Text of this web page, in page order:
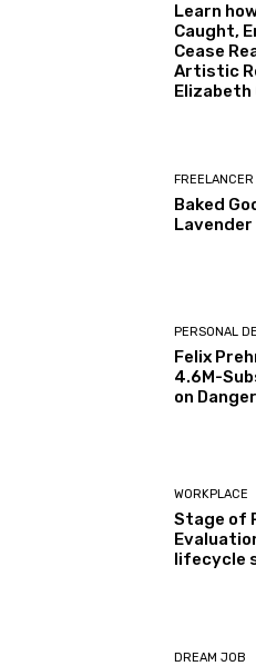
Learn
Caught,
Cease
Artistic
Elizabeth
FREELANCER
Baked
Lavender
PERSONAL
Felix
4.6M-
on
WORKPLACE
Stage of
lifecycle
DREAM JOB